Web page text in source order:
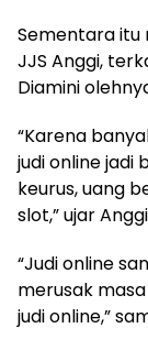
Sementara itu
JJS Anggi,
Diamini
“Karena
judi online jadi
keurus, uang
slot,” ujar
“Judi online
merusak
judi online,”